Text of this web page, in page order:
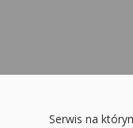
Serwis na